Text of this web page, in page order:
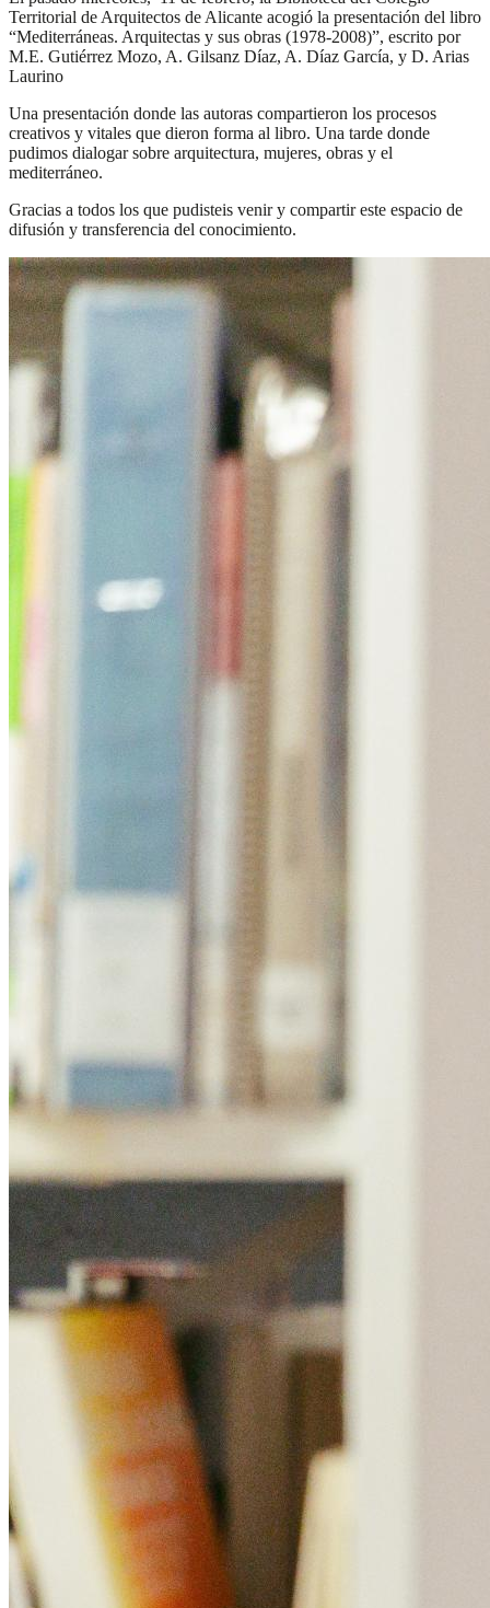
Territorial de Arquitectos de Alicante acogió la presentación del libro
“Mediterráneas. Arquitectas y sus obras (1978-2008)”, escrito por
M.E. Gutiérrez Mozo, A. Gilsanz Díaz, A. Díaz García, y D. Arias
Laurino
Una presentación donde las autoras compartieron los procesos
creativos y vitales que dieron forma al libro. Una tarde donde
pudimos dialogar sobre arquitectura, mujeres, obras y el
mediterráneo.
Gracias a todos los que pudisteis venir y compartir este espacio de
difusión y transferencia del conocimiento.